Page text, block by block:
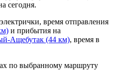
сегодня.
время отправления
и прибытия на
Ащебутак (44 км), время в
по выбранному маршруту